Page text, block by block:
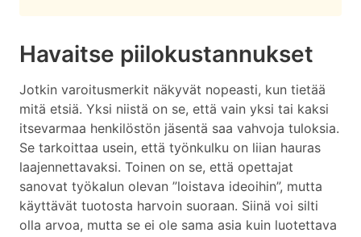
Havaitse piilokustannukset
Jotkin varoitusmerkit näkyvät nopeasti, kun tietää
mitä etsiä. Yksi niistä on se, että vain yksi tai kaksi
itsevarmaa henkilöstön jäsentä saa vahvoja tuloksia.
Se tarkoittaa usein, että työnkulku on liian hauras
laajennettavaksi. Toinen on se, että opettajat
sanovat työkalun olevan ”loistava ideoihin”, mutta
käyttävät tuotosta harvoin suoraan. Siinä voi silti
olla arvoa, mutta se ei ole sama asia kuin luotettava